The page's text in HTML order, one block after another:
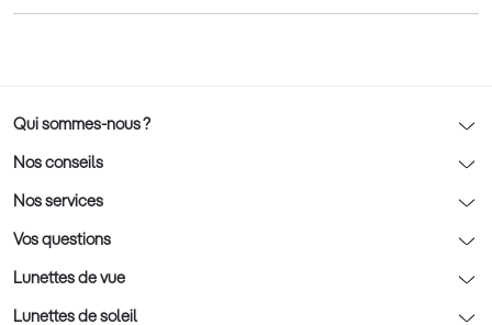
Qui sommes-nous ?
Notre charte déontologique
AFNOR Certification
Rendez-vous prévision
Nos conseils
Nos conseils lunettes
Nos conseils lentilles
Nos conseils enfants
Nos conseils santé visuelle
Nos services
Optic 2000 à domicile
Le contrôle de la vue chez votre opticien
L'entretien de votre équipement
Vos questions
Lunettes de vue
Lunettes de vue
Lunettes de soleil